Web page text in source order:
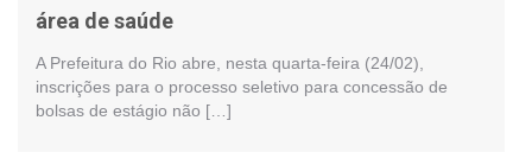
área de saúde
A Prefeitura do Rio abre, nesta quarta-feira (24/02),
inscrições para o processo seletivo para concessão de
bolsas de estágio não […]